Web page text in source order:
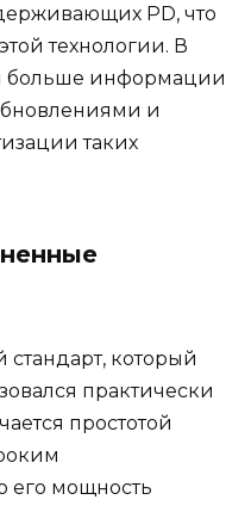
PD, что
технологии. В
больше информации
и
таких
стандарт, который
практически
простотой
его мощность